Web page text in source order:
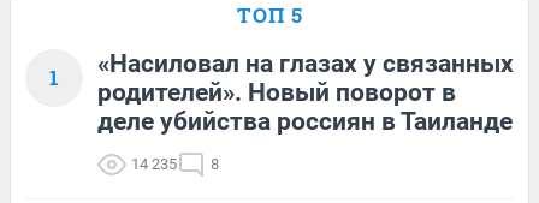
ТОП 5
1
«Насиловал на глазах у связанных
родителей». Новый поворот в
деле убийства россиян в Таиланде
14 235 8